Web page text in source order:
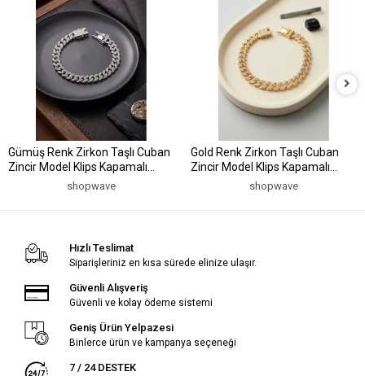
Gümüş Renk Zirkon Taşlı Cuban
Zincir Model Klips Kapamalı
Erkek Bileklikshopwave
Gold Renk Zirkon Taşlı Cuban
Zincir Model Klips Kapamalı
Erkek Bileklikshopwave
Hızlı Teslimat
Siparişleriniz en kısa sürede elinize ulaşır.
Güvenli Alışveriş
Güvenli ve kolay ödeme sistemi
Geniş Ürün Yelpazesi
Binlerce ürün ve kampanya seçeneği
7 / 24 DESTEK